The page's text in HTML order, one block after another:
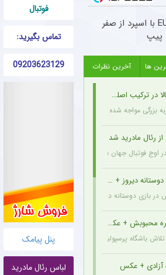
فوتبال
تماس بگیرید:
09203623129
پنل پیامک
لباس رئال مادرید
ترید EURUSD با اسپرد از صفر
پیپ
ها آخرین نظرات
اصلی می بیند
شده زیرا ژوزه مورینیو او را یک بازیکن ثابت در ترکیب
رئال مادرید شد
اوج فوتبال جهان به بازیکنانی در سطح و اندازه این
دیروز + عکس
بازی دوستانه دیروز، نشان داد آماده است تا در
محبوبش + عکس
باشگاه پرسپولیس برای بازگشت او، ترجیح داد
آزادی + عکس